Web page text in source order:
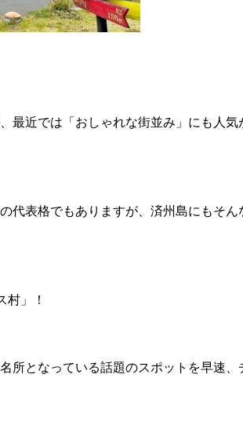
最近では「おしゃれな街並み」にも人気
代表格でもありますが、済州島にもそん
村」！
所となっている話題のスポットを早速、